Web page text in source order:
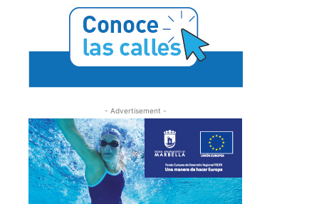
- Advertisement -